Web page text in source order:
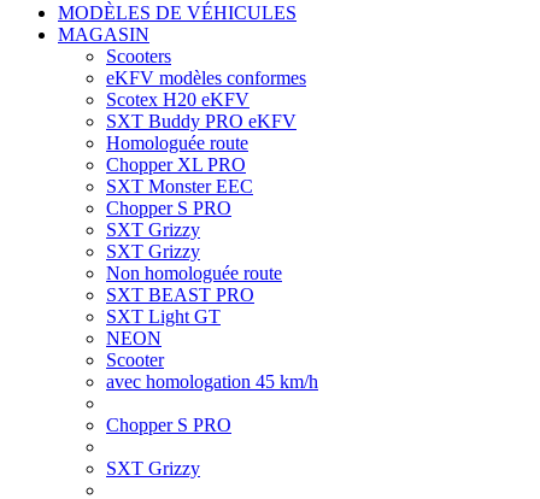
MODÈLES DE VÉHICULES
MAGASIN
Scooters
eKFV modèles conformes
Scotex H20 eKFV
SXT Buddy PRO eKFV
Homologuée route
Chopper XL PRO
SXT Monster EEC
Chopper S PRO
SXT Grizzy
SXT Grizzy
Non homologuée route
SXT BEAST PRO
SXT Light GT
NEON
Scooter
avec homologation 45 km/h
Chopper S PRO
SXT Grizzy